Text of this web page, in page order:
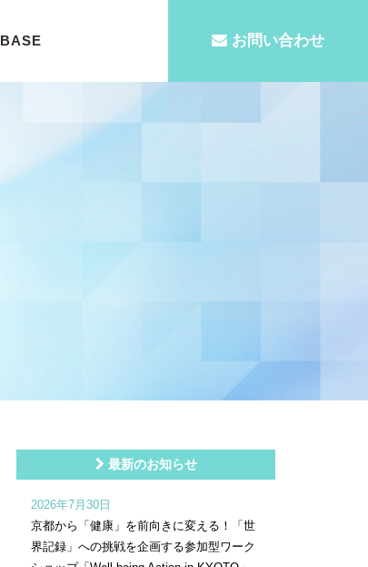
BASE お問い合わせ
最新のお知らせ
2026年7月30日
京都から「健康」を前向きに変える！「世
界記録」への挑戦を企画する参加型ワーク